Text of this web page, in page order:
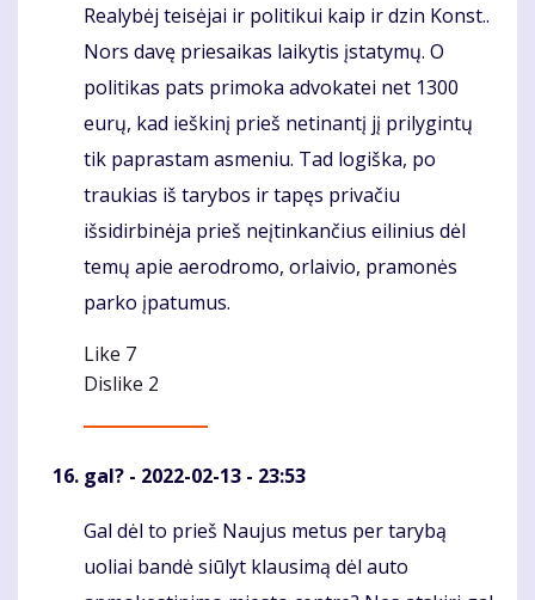
Realybėj teisėjai ir politikui kaip ir dzin Konst..
Nors davę priesaikas laikytis įstatymų. O
politikas pats primoka advokatei net 1300
eurų, kad ieškinį prieš netinantį jį prilygintų
tik paprastam asmeniu. Tad logiška, po
traukias iš tarybos ir tapęs privačiu
išsidirbinėja prieš neįtinkančius eilinius dėl
temų apie aerodromo, orlaivio, pramonės
parko įpatumus.
Like 7
Dislike 2
gal? - 2022-02-13 - 23:53
Komentaras
Gal dėl to prieš Naujus metus per tarybą
uoliai bandė siūlyt klausimą dėl auto